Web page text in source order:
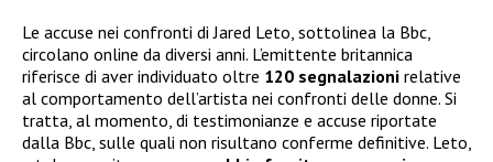
Le accuse nei confronti di Jared Leto, sottolinea la Bbc,
circolano online da diversi anni. L’emittente britannica
riferisce di aver individuato oltre 120 segnalazioni relative
al comportamento dell’artista nei confronti delle donne. Si
tratta, al momento, di testimonianze e accuse riportate
dalla Bbc, sulle quali non risultano conferme definitive. Leto,